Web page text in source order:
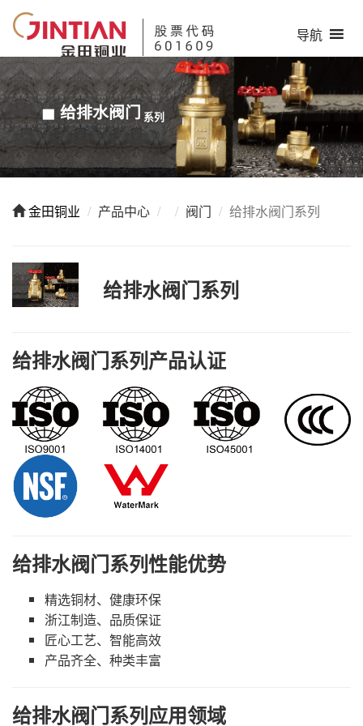
导航
给排水阀门 系列
金田铜业 产品中心 阀门 给排水阀门系列
给排水阀门系列
给排水阀门系列产品认证
给排水阀门系列性能优势
精选铜材、健康环保
浙江制造、品质保证
匠心工艺、智能高效
产品齐全、种类丰富
给排水阀门系列应用领域